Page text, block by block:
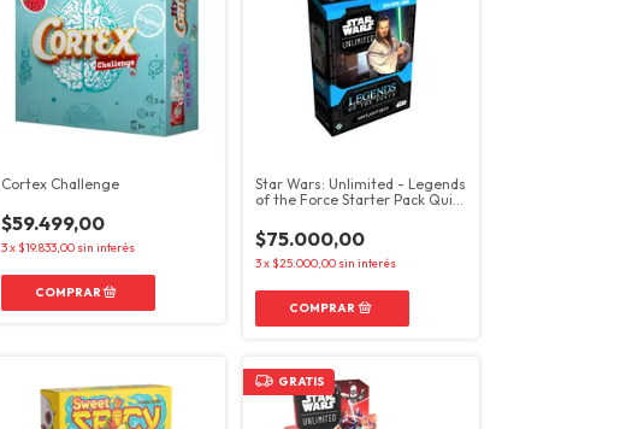
Cortex Challenge
$59.499,00
3x $19.833,00 sin interés
Star Wars: Unlimited - Legends
of the Force Starter Pack Qui-
$75.000,00
3x $25.000,00 sin interés
GRATIS